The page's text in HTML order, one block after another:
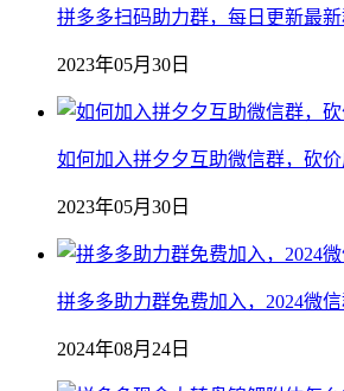
拼多多扫码助力群，每日更新最
2023年05月30日
如何加入拼夕夕互助微信群，砍
2023年05月30日
拼多多助力群免费加入，2024微
2024年08月24日